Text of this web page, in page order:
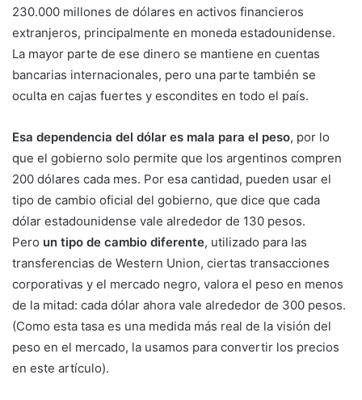
230.000 millones de dólares en activos financieros
extranjeros, principalmente en moneda estadounidense.
La mayor parte de ese dinero se mantiene en cuentas
bancarias internacionales, pero una parte también se
oculta en cajas fuertes y escondites en todo el país.
Esa dependencia del dólar es mala para el peso, por lo
que el gobierno solo permite que los argentinos compren
200 dólares cada mes. Por esa cantidad, pueden usar el
tipo de cambio oficial del gobierno, que dice que cada
dólar estadounidense vale alrededor de 130 pesos.
Pero un tipo de cambio diferente, utilizado para las
transferencias de Western Union, ciertas transacciones
corporativas y el mercado negro, valora el peso en menos
de la mitad: cada dólar ahora vale alrededor de 300 pesos.
(Como esta tasa es una medida más real de la visión del
peso en el mercado, la usamos para convertir los precios
en este artículo).